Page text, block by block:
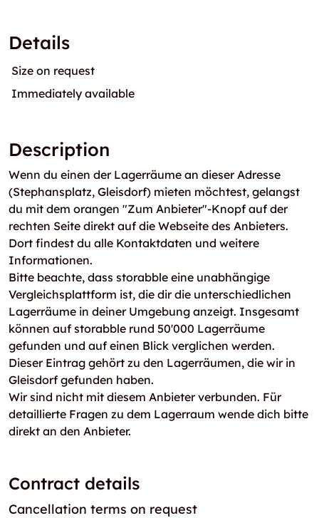
Details
Size on request
Immediately available
Description
Wenn du einen der Lagerräume an dieser Adresse
(Stephansplatz, Gleisdorf) mieten möchtest, gelangst
du mit dem orangen "Zum Anbieter"-Knopf auf der
rechten Seite direkt auf die Webseite des Anbieters.
Dort findest du alle Kontaktdaten und weitere
Informationen.
Bitte beachte, dass storabble eine unabhängige
Vergleichsplattform ist, die dir die unterschiedlichen
Lagerräume in deiner Umgebung anzeigt. Insgesamt
können auf storabble rund 50'000 Lagerräume
gefunden und auf einen Blick verglichen werden.
Dieser Eintrag gehört zu den Lagerräumen, die wir in
Gleisdorf gefunden haben.
Wir sind nicht mit diesem Anbieter verbunden. Für
detaillierte Fragen zu dem Lagerraum wende dich bitte
direkt an den Anbieter.
Contract details
Cancellation terms on request